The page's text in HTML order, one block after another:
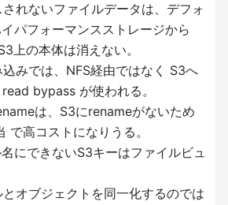
れないファイルデータは、デフォ
パフォーマンスストレージから
上の本体は消えない。
みでは、NFS経由ではなく S3へ
bypass が使われる。
は、S3にrenameがないため
高コストになりうる。
にできないS3キーはファイルビュ
オブジェクトを同一化するのでは